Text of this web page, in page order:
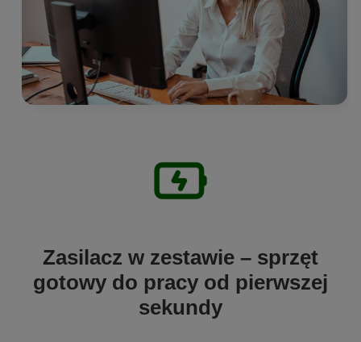
Zasilacz w zestawie – sprzęt
gotowy do pracy od pierwszej
sekundy